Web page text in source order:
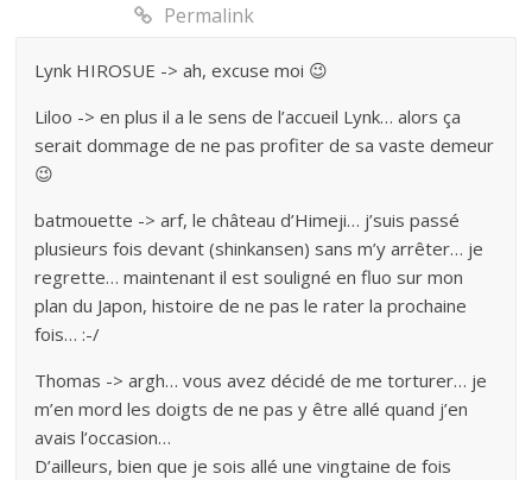
Permalink
Lynk HIROSUE -> ah, excuse moi 😉
Liloo -> en plus il a le sens de l’accueil Lynk… alors ça
serait dommage de ne pas profiter de sa vaste demeur
😉
batmouette -> arf, le château d’Himeji… j’suis passé
plusieurs fois devant (shinkansen) sans m’y arrêter… je
regrette… maintenant il est souligné en fluo sur mon
plan du Japon, histoire de ne pas le rater la prochaine
fois… :-/
Thomas -> argh… vous avez décidé de me torturer… je
m’en mord les doigts de ne pas y être allé quand j’en
avais l’occasion…
D’ailleurs, bien que je sois allé une vingtaine de fois